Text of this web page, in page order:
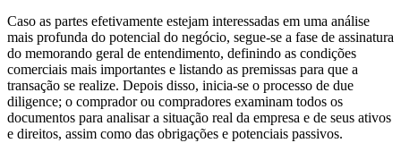
Caso as partes efetivamente estejam interessadas em uma análise
mais profunda do potencial do negócio, segue-se a fase de assinatura
do memorando geral de entendimento, definindo as condições
comerciais mais importantes e listando as premissas para que a
transação se realize. Depois disso, inicia-se o processo de due
diligence; o comprador ou compradores examinam todos os
documentos para analisar a situação real da empresa e de seus ativos
e direitos, assim como das obrigações e potenciais passivos.